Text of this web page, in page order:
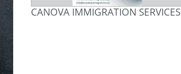
CANOVA IMMIGRATION SERVICES